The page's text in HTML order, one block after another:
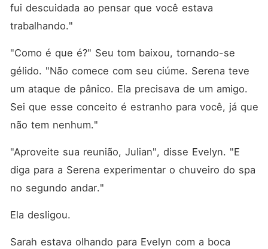
fui descuidada ao pensar que você estava
trabalhando."
"Como é que é?" Seu tom baixou, tornando-se
gélido. "Não comece com seu ciúme. Serena teve
um ataque de pânico. Ela precisava de um amigo.
Sei que esse conceito é estranho para você, já que
não tem nenhum."
"Aproveite sua reunião, Julian", disse Evelyn. "E
diga para a Serena experimentar o chuveiro do spa
no segundo andar."
Ela desligou.
Sarah estava olhando para Evelyn com a boca